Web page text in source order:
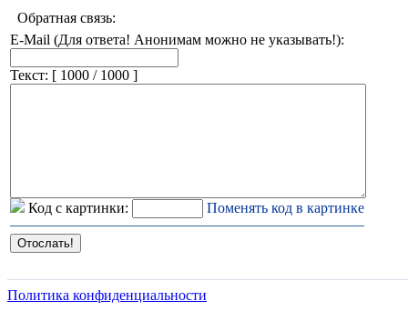
Обратная связь:
E-Mail (Для ответа! Анонимам можно не указывать!):
Текст: [ 1000 / 1000 ]
Код с картинки: Поменять код в картинке
Политика конфиденциальности